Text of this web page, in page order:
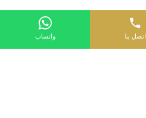
اتصل بنا واتساب